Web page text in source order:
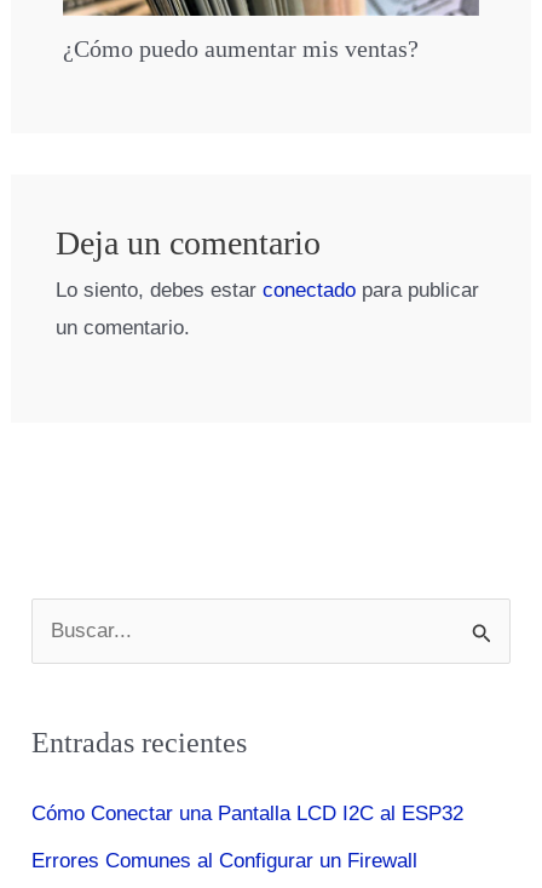
¿Cómo puedo aumentar mis ventas?
Deja un comentario
Lo siento, debes estar conectadopara publicar
un comentario.
u
c
r
p
Entradas recientes
Cómo Conectar una Pantalla LCD I2C al ESP32
Errores Comunes al Configurar un Firewall